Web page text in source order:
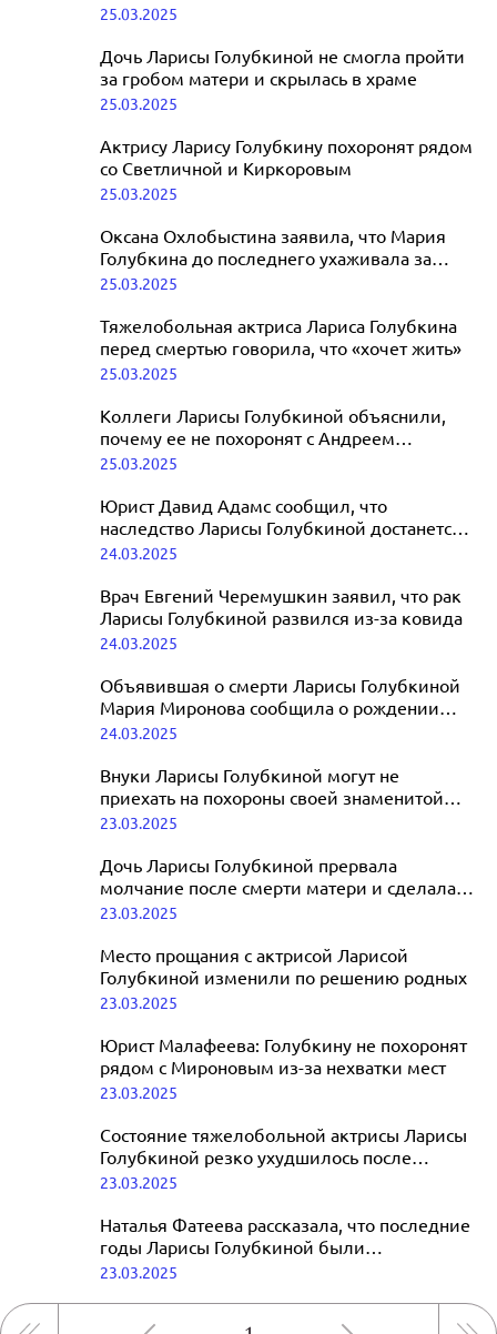
25.03.2025
Дочь Ларисы Голубкиной не смогла пройти
за гробом матери и скрылась в храме
25.03.2025
Актрису Ларису Голубкину похоронят рядом
со Светличной и Киркоровым
25.03.2025
Оксана Охлобыстина заявила, что Мария
Голубкина до последнего ухаживала за
мамой
25.03.2025
Тяжелобольная актриса Лариса Голубкина
перед смертью говорила, что «хочет жить»
25.03.2025
Коллеги Ларисы Голубкиной объяснили,
почему ее не похоронят с Андреем
Мироновым
25.03.2025
Юрист Давид Адамс сообщил, что
наследство Ларисы Голубкиной достанется
ее дочери
24.03.2025
Врач Евгений Черемушкин заявил, что рак
Ларисы Голубкиной развился из-за ковида
24.03.2025
Объявившая о смерти Ларисы Голубкиной
Мария Миронова сообщила о рождении
ребенка
24.03.2025
Внуки Ларисы Голубкиной могут не
приехать на похороны своей знаменитой
бабушки
23.03.2025
Дочь Ларисы Голубкиной прервала
молчание после смерти матери и сделала
заявление
23.03.2025
Место прощания с актрисой Ларисой
Голубкиной изменили по решению родных
23.03.2025
Юрист Малафеева: Голубкину не похоронят
рядом с Мироновым из-за нехватки мест
23.03.2025
Состояние тяжелобольной актрисы Ларисы
Голубкиной резко ухудшилось после
ковида
23.03.2025
Наталья Фатеева рассказала, что последние
годы Ларисы Голубкиной были
«кошмаром»
23.03.2025